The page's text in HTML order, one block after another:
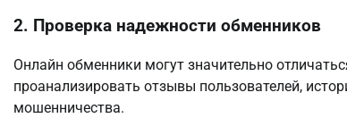
2. Проверка надежности обменников
Онлайн обменники могут значительно
проанализировать отзывы пользователей,
мошенничества.